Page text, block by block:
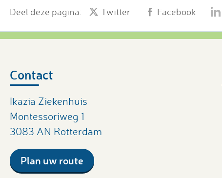
Deel deze pagina: Twitter Facebook
Contact
Ikazia Ziekenhuis
Montessoriweg 1
3083 AN Rotterdam
Plan uw route